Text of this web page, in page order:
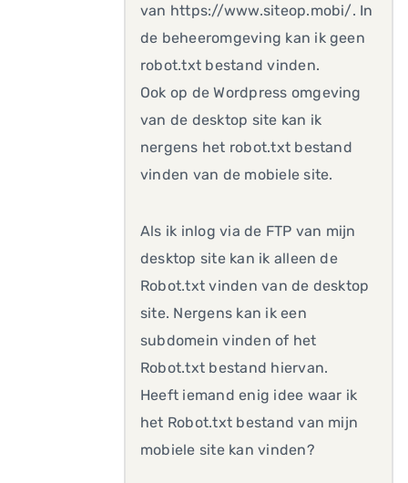
van https://www.siteop.mobi/. In
de beheeromgeving kan ik geen
robot.txt bestand vinden.
Ook op de Wordpress omgeving
van de desktop site kan ik
nergens het robot.txt bestand
vinden van de mobiele site.
Als ik inlog via de FTP van mijn
desktop site kan ik alleen de
Robot.txt vinden van de desktop
site. Nergens kan ik een
subdomein vinden of het
Robot.txt bestand hiervan.
Heeft iemand enig idee waar ik
het Robot.txt bestand van mijn
mobiele site kan vinden?